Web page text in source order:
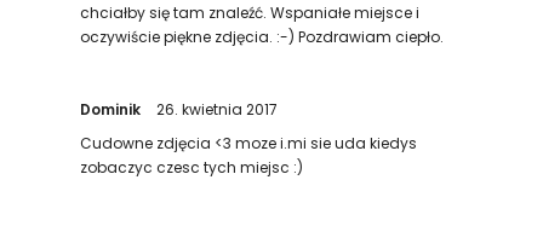
chciałby się tam znaleźć. Wspaniałe miejsce i
oczywiście piękne zdjęcia. :-) Pozdrawiam ciepło.
Dominik
26. kwietnia 2017
Cudowne zdjęcia <3 moze i.mi sie uda kiedys
zobaczyc czesc tych miejsc :)